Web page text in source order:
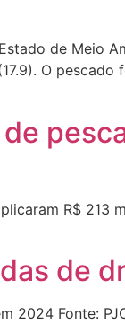
de Meio
O pescado
R$ 213
de
2024 Fonte: